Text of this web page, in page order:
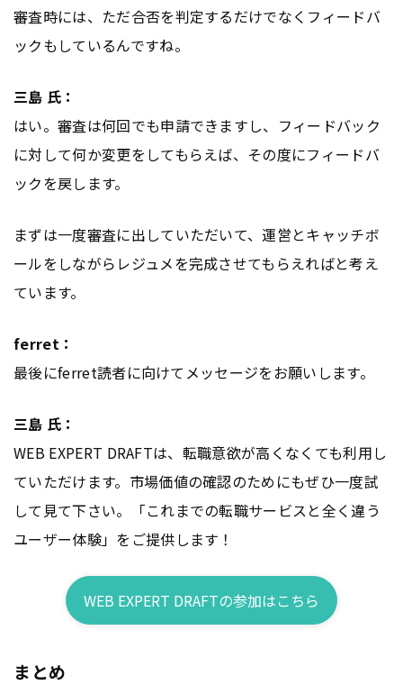
審査時には、ただ合否を判定するだけでなくフィードバ
ックもしているんですね。
三島 氏：
はい。審査は何回でも申請できますし、フィードバック
に対して何か変更をしてもらえば、その度にフィードバ
ックを戻します。
まずは一度審査に出していただいて、運営とキャッチボ
ールをしながらレジュメを完成させてもらえればと考え
ています。
ferret：
最後にferret読者に向けてメッセージをお願いします。
三島 氏：
WEB EXPERT DRAFTは、転職意欲が高くなくても利用し
ていただけます。市場価値の確認のためにもぜひ一度試
して見て下さい。「これまでの転職サービスと全く違う
ユーザー体験」をご提供します！
WEB EXPERT DRAFTの参加はこちら
まとめ